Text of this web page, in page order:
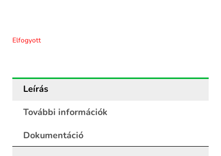
Elfogyott
Leírás
További információk
Dokumentáció